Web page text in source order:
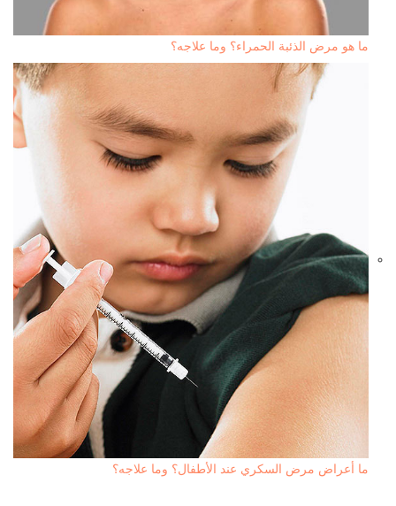
ما هو مرض الذئبة الحمراء؟ وما علاجه؟
ما أعراض مرض السكري عند الأطفال؟ وما علاجه؟